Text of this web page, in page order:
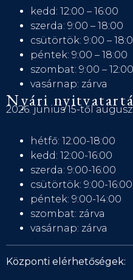
kedd: 12:00 – 16:00
szerda: 9:00 – 18:00
csütörtök: 9:00 –
péntek: 9:00 – 18:00
szombat: 9:00 – 12:00
vasárnap: zárva
Nyári
2026. június 15-től
hétfő: 12:00-18:00
kedd: 12:00-16:00
szerda: 9:00-16:00
csütörtök: 9:00-16:00
péntek: 9:00-14:00
szombat: zárva
vasárnap: zárva
Központi elérhetőségek: